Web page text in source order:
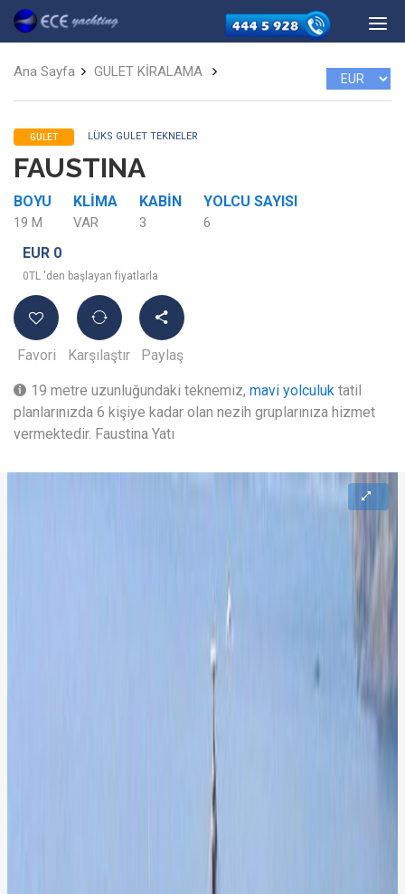
Ana Sayfa GULET KİRALAMA
GULET LÜKS GULET TEKNELER
FAUSTINA
BOYU
19 M
KLIMA
VAR
KABIN
3
YOLCU SAYISI
6
EUR 0
0TL 'den başlayan fiyatlarla
Favori Karşılaştır Paylaş
19 metre uzunluğundaki teknemiz, mavi yolculuk tatil
planlarınızda 6 kişiye kadar olan nezih gruplarınıza hizmet
vermektedir. Faustina Yatı